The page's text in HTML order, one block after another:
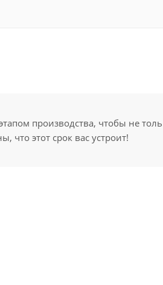
производства, чтобы не
что этот срок вас устроит!